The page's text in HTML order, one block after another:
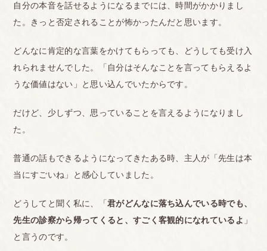
自分の本音を話せるようになるまでには、時間がかかりまし
た。きっと否定されることが怖かったんだと思います。
どんなに肯定的な言葉をかけてもらっても、どうしても受け入
れられませんでした。「自分はそんなことを言ってもらえるよ
うな価値はない」と思い込んでいたからです。
だけど、少しずつ、思っていることを言えるようになりまし
た。
普通の話もできるようになってきたある時、主人が「先生は本
当にすごいね」と感心していました。
どうしてと聞く私に、「君がどんなに落ち込んでいる時でも、
先生の診察から帰ってくると、すごく客観的になれているよ 」
と言うのです。